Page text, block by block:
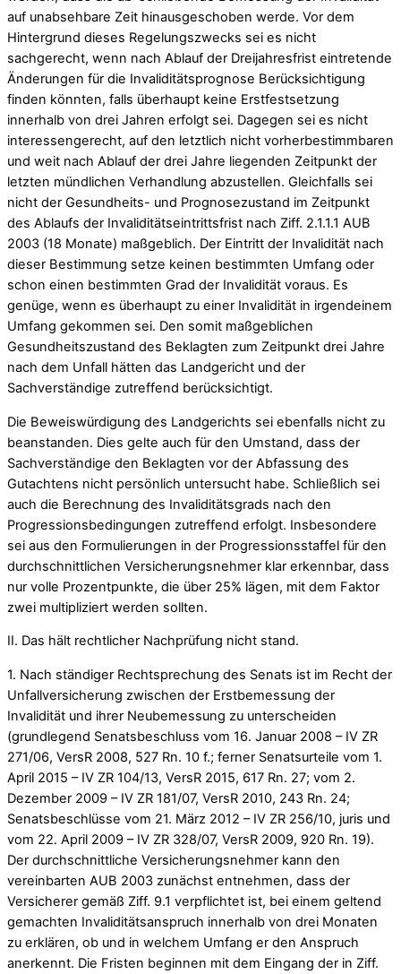
auf unabsehbare Zeit hinausgeschoben werde. Vor dem
Hintergrund dieses Regelungszwecks sei es nicht
sachgerecht, wenn nach Ablauf der Dreijahresfrist eintretende
Änderungen für die Invaliditätsprognose Berücksichtigung
finden könnten, falls überhaupt keine Erstfestsetzung
innerhalb von drei Jahren erfolgt sei. Dagegen sei es nicht
interessengerecht, auf den letztlich nicht vorherbestimmbaren
und weit nach Ablauf der drei Jahre liegenden Zeitpunkt der
letzten mündlichen Verhandlung abzustellen. Gleichfalls sei
nicht der Gesundheits- und Prognosezustand im Zeitpunkt
des Ablaufs der Invaliditätseintrittsfrist nach Ziff. 2.1.1.1 AUB
2003 (18 Monate) maßgeblich. Der Eintritt der Invalidität nach
dieser Bestimmung setze keinen bestimmten Umfang oder
schon einen bestimmten Grad der Invalidität voraus. Es
genüge, wenn es überhaupt zu einer Invalidität in irgendeinem
Umfang gekommen sei. Den somit maßgeblichen
Gesundheitszustand des Beklagten zum Zeitpunkt drei Jahre
nach dem Unfall hätten das Landgericht und der
Sachverständige zutreffend berücksichtigt.
Die Beweiswürdigung des Landgerichts sei ebenfalls nicht zu
beanstanden. Dies gelte auch für den Umstand, dass der
Sachverständige den Beklagten vor der Abfassung des
Gutachtens nicht persönlich untersucht habe. Schließlich sei
auch die Berechnung des Invaliditätsgrads nach den
Progressionsbedingungen zutreffend erfolgt. Insbesondere
sei aus den Formulierungen in der Progressionsstaffel für den
durchschnittlichen Versicherungsnehmer klar erkennbar, dass
nur volle Prozentpunkte, die über 25% lägen, mit dem Faktor
zwei multipliziert werden sollten.
II. Das hält rechtlicher Nachprüfung nicht stand.
1. Nach ständiger Rechtsprechung des Senats ist im Recht der
Unfallversicherung zwischen der Erstbemessung der
Invalidität und ihrer Neubemessung zu unterscheiden
(grundlegend Senatsbeschluss vom 16. Januar 2008 – IV ZR
271/06, VersR 2008, 527 Rn. 10 f.; ferner Senatsurteile vom 1.
April 2015 – IV ZR 104/13, VersR 2015, 617 Rn. 27; vom 2.
Dezember 2009 – IV ZR 181/07, VersR 2010, 243 Rn. 24;
Senatsbeschlüsse vom 21. März 2012 – IV ZR 256/10, juris und
vom 22. April 2009 – IV ZR 328/07, VersR 2009, 920 Rn. 19).
Der durchschnittliche Versicherungsnehmer kann den
vereinbarten AUB 2003 zunächst entnehmen, dass der
Versicherer gemäß Ziff. 9.1 verpflichtet ist, bei einem geltend
gemachten Invaliditätsanspruch innerhalb von drei Monaten
zu erklären, ob und in welchem Umfang er den Anspruch
anerkennt. Die Fristen beginnen mit dem Eingang der in Ziff.